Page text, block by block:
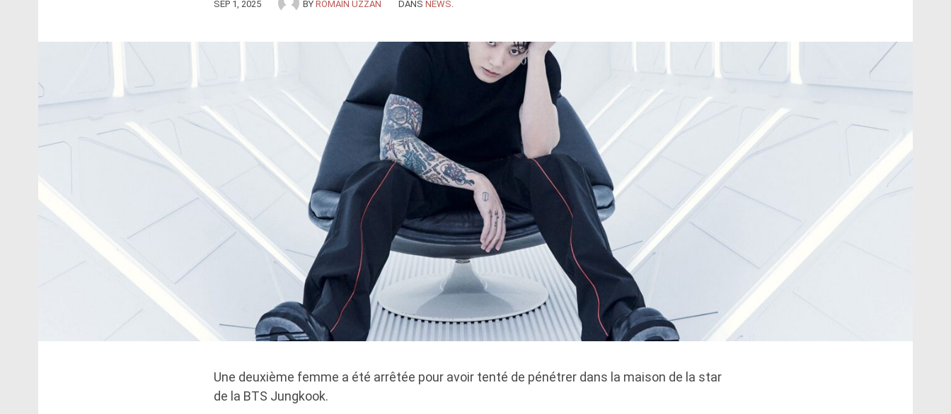
SEP 1, 2025 BY ROMAIN UZZAN DANS NEWS
Une deuxième femme a été arrêtée pour avoir tenté de pénétrer dans la maison de la star
de la BTS Jungkook.